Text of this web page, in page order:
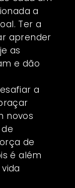
a
Ter a
aprender
as
e dão
a
novos
de
é além